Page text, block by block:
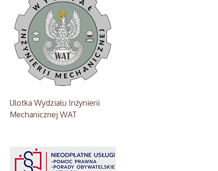
Ulotka Wydziału Inżynierii
Mechanicznej WAT